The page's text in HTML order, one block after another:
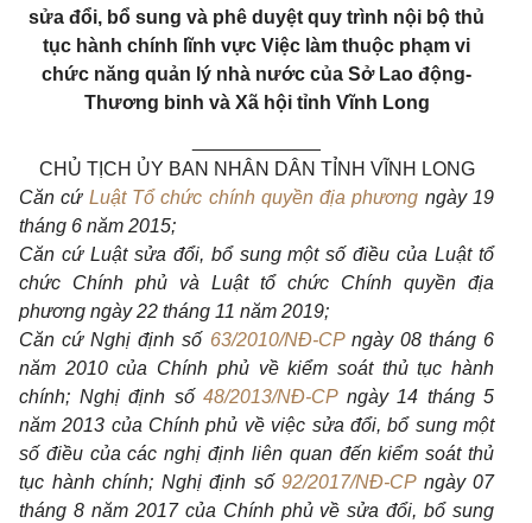
sửa đổi, bổ sung và phê duyệt quy trình nội bộ thủ
tục hành chính lĩnh vực Việc làm thuộc phạm vi
chức năng quản lý nhà nước của Sở Lao động-
Thương binh và Xã hội tỉnh Vĩnh Long
CHỦ TỊCH ỦY BAN NHÂN DÂN TỈNH VĨNH LONG
Căn cứ Luật Tổ chức chính quyền địa phương ngày 19
tháng 6 năm 2015;
Căn cứ Luật sửa đổi, bổ sungmột số điều của Luật tổ
chức Chính phủ và Luật tổ chức Chính quyền địa
phương ngày22 tháng 11 năm 2019;
Căn cứ Nghị định số 63/2010/NĐ-CPngày 08 tháng 6
năm 2010của Chính phủ về kiểm soát thủ tục hành
chính; Nghị định số 48/2013/NĐ-CPngày 14 tháng 5
năm2013 của Chính phủ về việc sửa đổi, bổ sungmột
số điều của các nghị định liên quan đến kiểm soát thủ
tục hành chính; Nghị định số 92/2017/NĐ-CPngày 07
tháng 8 năm 2017 của Chính phủ về sửa đổi, bổsung